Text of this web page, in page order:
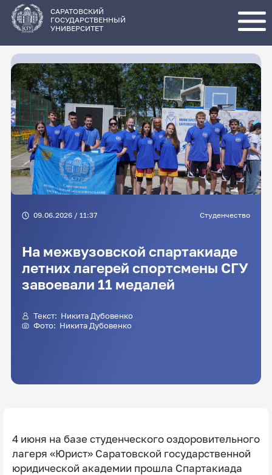
основному
содержанию
САРАТОВСКИЙ
ГОСУДАРСТВЕННЫЙ
УНИВЕРСИТЕТ
09.06.2026 / 11:37 Студенчество
На межвузовской спартакиаде
летних лагерей спортсмены СГУ
завоевали 11 медалей
Текст: Никита Дубовенко
Фото: Никита Дубовенко
4 июня на базе студенческого оздоровительного
лагеря «Юрист» Саратовской государственной
юридической академии прошла Спартакиада